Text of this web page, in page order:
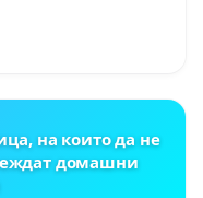
пътен възел АМ
- к.к.
на които да не
домашни